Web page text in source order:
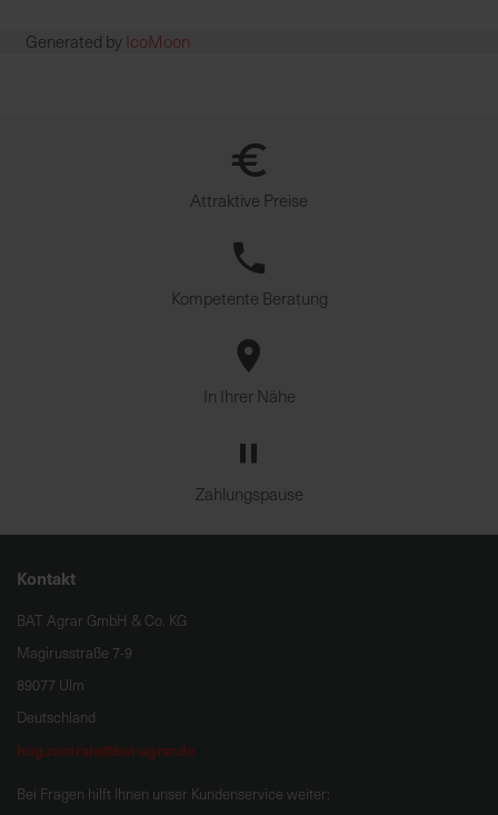
Generated by IcoMoon
Attraktive Preise
Kompetente Beratung
In Ihrer Nähe
Zahlungspause
Kontakt
BAT Agrar GmbH & Co. KG
Magirusstraße 7-9
89077 Ulm
Deutschland
hug.zentrale@bat-agrar.de
Bei Fragen hilft Ihnen unser Kundenservice weiter: